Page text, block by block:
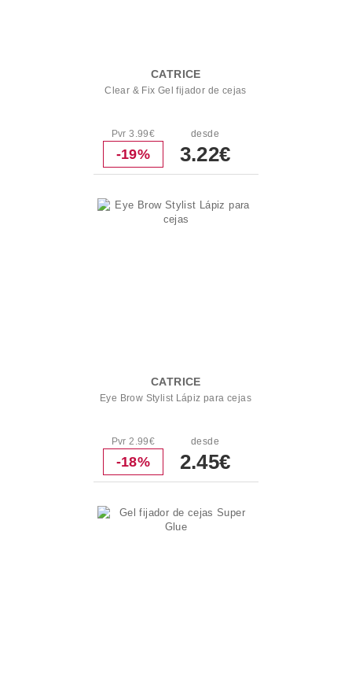
CATRICE
Clear & Fix Gel fijador de cejas
Pvr 3.99€
-19%
desde
3.22€
CATRICE
Eye Brow Stylist Lápiz para cejas
Pvr 2.99€
-18%
desde
2.45€